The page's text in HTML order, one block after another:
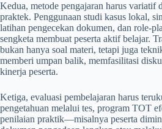
Kedua, metode pengajaran harus variatif
praktek. Penggunaan studi kasus lokal,
latihan pengecekan dokumen, dan role-
sengketa membuat peserta aktif belajar.
bukan hanya soal materi, tetapi juga
memberi umpan balik, memfasilitasi
kinerja peserta.
Ketiga, evaluasi pembelajaran harus
pengetahuan melalui tes, program TOT
penilaian praktik—misalnya peserta